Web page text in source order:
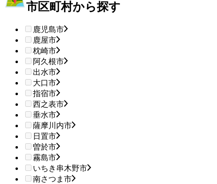
市区町村から探す
鹿児島市
鹿屋市
枕崎市
阿久根市
出水市
大口市
指宿市
西之表市
垂水市
薩摩川内市
日置市
曽於市
霧島市
いちき串木野市
南さつま市